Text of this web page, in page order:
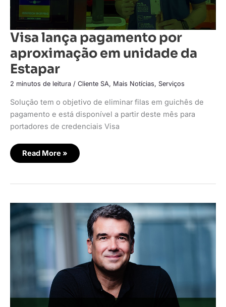
Visa lança pagamento por
aproximação em unidade da
Estapar
2 minutos de leitura / Cliente SA, Mais Notícias, Serviços
Solução tem o objetivo de eliminar filas em guichês de
pagamento e está disponível a partir deste mês para
portadores de credenciais Visa
Read More »
Quase
metade
dos
brasileiros
Mortar